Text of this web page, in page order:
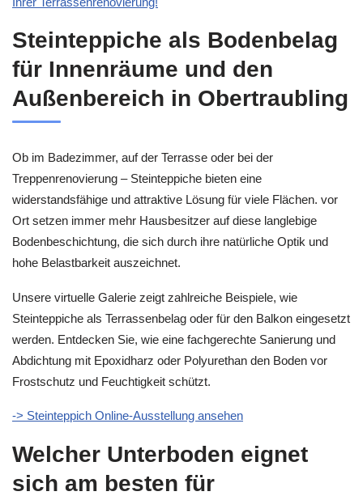
Steinteppiche als Bodenbelag
für Innenräume und den
Außenbereich in Obertraubling
Ob im Badezimmer, auf der Terrasse oder bei der
Treppenrenovierung – Steinteppiche bieten eine
widerstandsfähige und attraktive Lösung für viele Flächen. vor
Ort setzen immer mehr Hausbesitzer auf diese langlebige
Bodenbeschichtung, die sich durch ihre natürliche Optik und
hohe Belastbarkeit auszeichnet.
Unsere virtuelle Galerie zeigt zahlreiche Beispiele, wie
Steinteppiche als Terrassenbelag oder für den Balkon eingesetzt
werden. Entdecken Sie, wie eine fachgerechte Sanierung und
Abdichtung mit Epoxidharz oder Polyurethan den Boden vor
Frostschutz und Feuchtigkeit schützt.
-> Steinteppich Online-Ausstellung ansehen
Welcher Unterboden eignet
sich am besten für